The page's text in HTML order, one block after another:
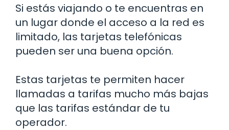
Si estás viajando o te encuentras en
un lugar donde el acceso a la red es
limitado, las tarjetas telefónicas
pueden ser una buena opción.
Estas tarjetas te permiten hacer
llamadas a tarifas mucho más bajas
que las tarifas estándar de tu
operador.